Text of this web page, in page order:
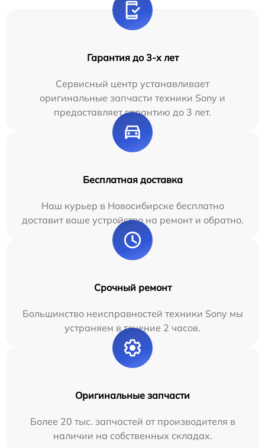
Гарантия до 3-х лет
Сервисный центр устанавливает
оригинальные запчасти техники Sony и
предоставляет гарантию до 3 лет.
Бесплатная доставка
Наш курьер в Новосибирске бесплатно
доставит ваше устройство на ремонт и обратно.
Срочный ремонт
Большинство неисправностей техники Sony мы
устраняем в течение 2 часов.
Оригинальные запчасти
Более 20 тыс. запчастей от производителя в
наличии на собственных складах.